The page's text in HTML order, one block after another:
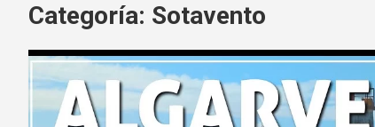
Categoría: Sotavento